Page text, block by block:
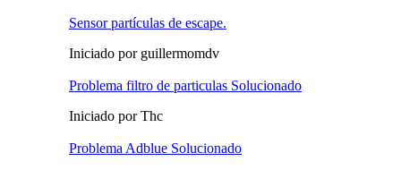
Sensor partículas de escape.
Iniciado por guillermomdv
Problema filtro de particulas Solucionado
Iniciado por Thc
Problema Adblue Solucionado